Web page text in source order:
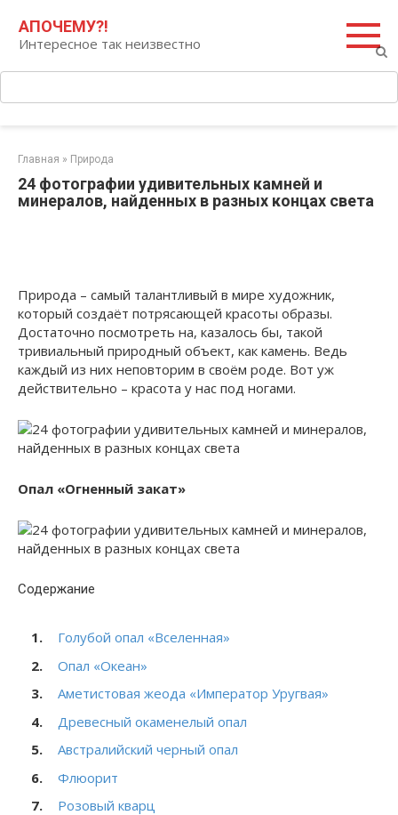
контенту
АПОЧЕМУ?!
Интересное так неизвестно
Главная » Природа
24 фотографии удивительных камней и
минералов, найденных в разных концах света
Природа – самый талантливый в мире художник,
который создаёт потрясающей красоты образы.
Достаточно посмотреть на, казалось бы, такой
тривиальный природный объект, как камень. Ведь
каждый из них неповторим в своём роде. Вот уж
действительно – красота у нас под ногами.
Опал «Огненный закат»
Содержание
Голубой опал «Вселенная»
Опал «Океан»
Аметистовая жеода «Император Уругвая»
Древесный окаменелый опал
Австралийский черный опал
Флюорит
Розовый кварц